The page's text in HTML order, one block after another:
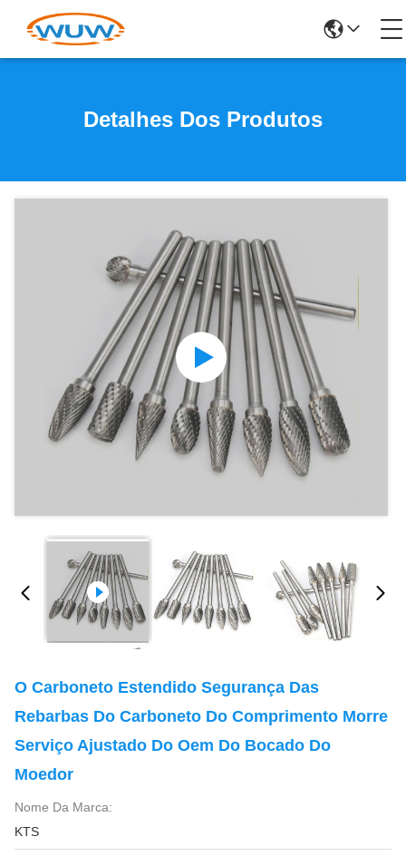
Detalhes Dos Produtos
O Carboneto Estendido Segurança Das
Rebarbas Do Carboneto Do Comprimento Morre
Serviço Ajustado Do Oem Do Bocado Do
Moedor
Nome Da Marca:
KTS